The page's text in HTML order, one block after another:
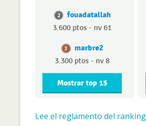
2 fouadatallah
3.600 ptos - nv 61
3 marbre2
3.300 ptos - nv 8
Mostrar top 15
Lee el reglamento del ranking